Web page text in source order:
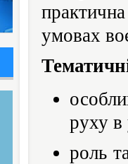
умовах
руху в
роль